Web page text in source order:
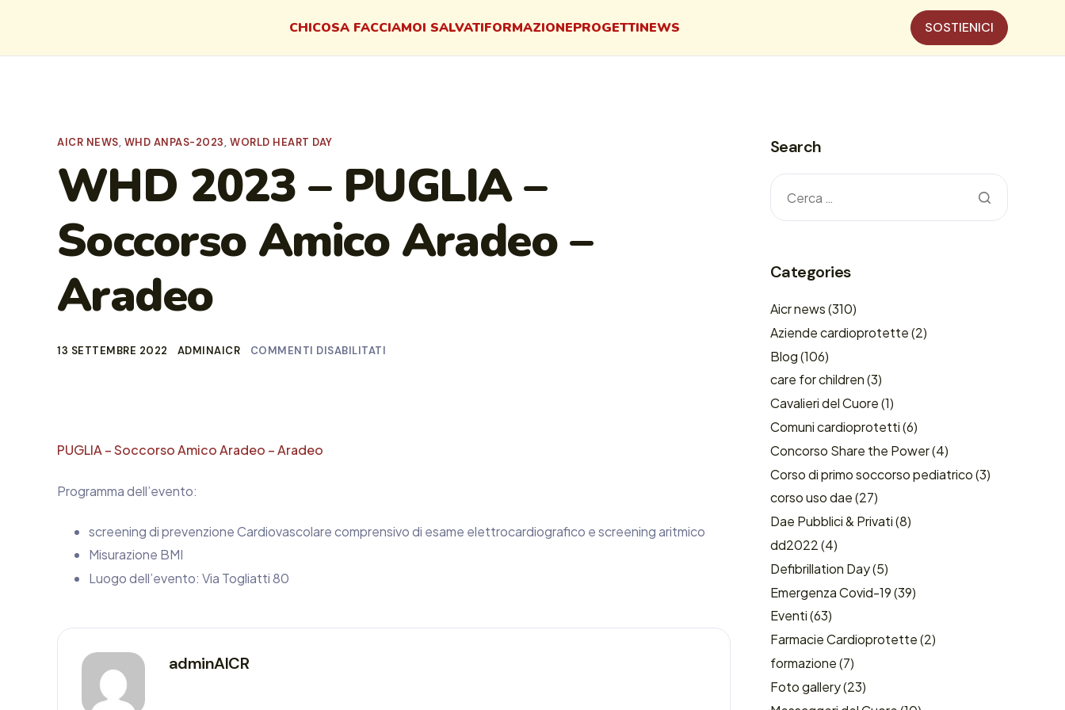
CHICOSA FACCIAMOI SALVATIFORMAZIONEPROGETTINEWS SOSTIENICI
AICR NEWS, WHD ANPAS-2023,WORLD HEART DAY
WHD 2023 – PUGLIA –
Soccorso Amico Aradeo –
Aradeo
13 SETTEMBRE 2022 ADMINAICR COMMENTI DISABILITATI
PUGLIA – Soccorso Amico Aradeo – Aradeo
Programma dell’evento:
screening di prevenzione Cardiovascolare comprensivo di esame elettrocardiografico e screening aritmico
Misurazione BMI
Luogo dell’evento: Via Togliatti 80
adminAICR
Search
Categories
Aicr news(310)
Aziende cardioprotette(2)
Blog(106)
care for children(3)
Cavalieri del Cuore(1)
Comuni cardioprotetti(6)
Concorso Share the Power(4)
Corso di primo soccorso pediatrico(3)
corso uso dae(27)
Dae Pubblici & Privati(8)
dd2022(4)
Defibrillation Day(5)
Emergenza Covid-19(39)
Eventi(63)
Farmacie Cardioprotette(2)
formazione(7)
Foto gallery(23)